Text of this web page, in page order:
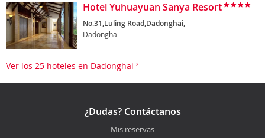
Hotel Yuhuayuan Sanya Resort
No.31,Luling Road,Dadonghai,
Dadonghai
Ver los 25 hoteles en Dadonghai
¿Dudas? Contáctanos
Mis reservas